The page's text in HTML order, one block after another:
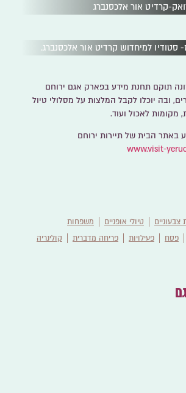
קרדיט אור אלכסנברג
סטודיו למיחדוש קרדיט אור אלכסנברג.
תוקם תחנת מידע בפארק אגם ירוחם
ובה יוכלו לקבל המלצות על מסלולי טיול
מקומות לאכול ועוד.
באתר הבית של תיירות ירוחם
www.visit-
צבעוניים טיולי אופניים
משפחות
פסח פעילויות פריחה מדברית קולינריה